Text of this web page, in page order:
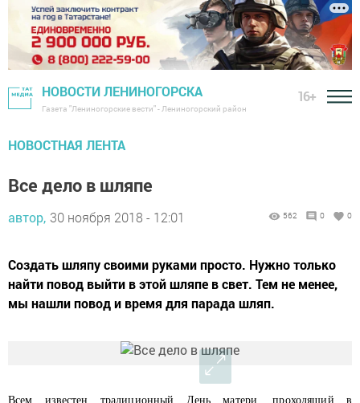
НОВОСТИ ЛЕНИНОГОРСКА
Газета "Лениногорские вести" - Лениногорский район
16+
НОВОСТНАЯ ЛЕНТА
Все дело в шляпе
автор, 30 ноября 2018 - 12:01 562 0 0
Создать шляпу своими руками просто. Нужно только
найти повод выйти в этой шляпе в свет. Тем не менее,
мы нашли повод и время для парада шляп.
Всем известен традиционный День матери, проходящий в